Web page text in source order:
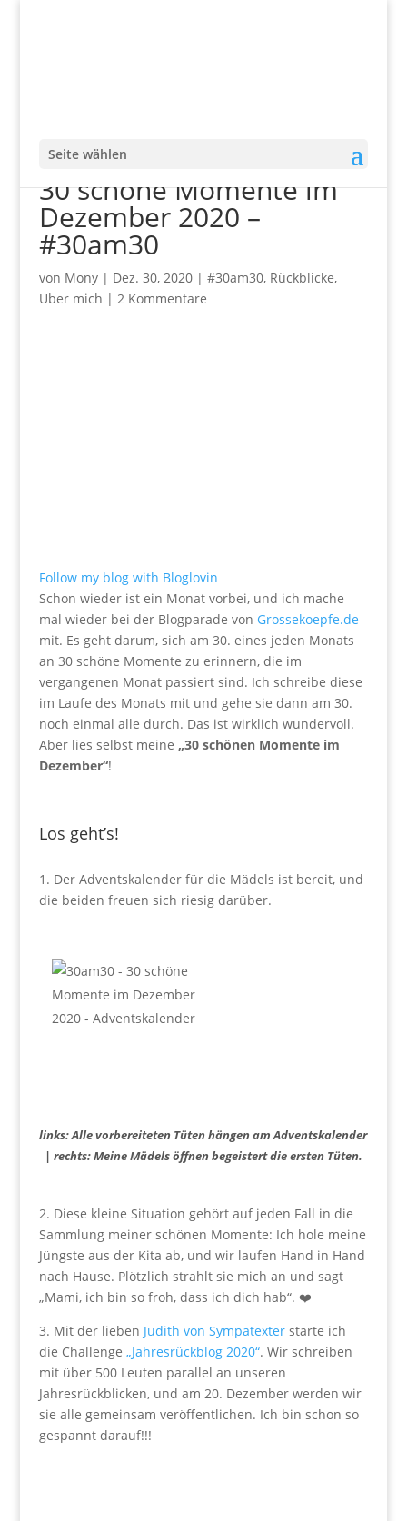
Seite wählen
30 schöne Momente im
Dezember 2020 –
#30am30
von Mony| Dez. 30, 2020| #30am30, Rückblicke,
Über mich | 2 Kommentare
Follow my blog with Bloglovin
Schon wieder ist ein Monat vorbei, und ich mache
mal wieder bei der Blogparade von Grossekoepfe.de
mit. Es geht darum, sich am 30. eines jeden Monats
an 30 schöne Momente zu erinnern, die im
vergangenen Monat passiert sind. Ich schreibe diese
im Laufe des Monats mit und gehe sie dann am 30.
noch einmal alle durch. Das ist wirklich wundervoll.
Aber lies selbst meine „30 schönen Momente im
Dezember“!
Los geht’s!
1. Der Adventskalender für die Mädels ist bereit, und
die beiden freuen sich riesig darüber.
links: Alle vorbereiteten Tüten hängen am Adventskalender
| rechts: Meine Mädels öffnen begeistert die ersten Tüten.
2. Diese kleine Situation gehört auf jeden Fall in die
Sammlung meiner schönen Momente: Ich hole meine
Jüngste aus der Kita ab, und wir laufen Hand in Hand
nach Hause. Plötzlich strahlt sie mich an und sagt
„Mami, ich bin so froh, dass ich dich hab“. ❤️
3. Mit der lieben Judith von Sympatexterstarte ich
die Challenge „Jahresrückblog 2020“. Wir schreiben
mit über 500 Leuten parallel an unseren
Jahresrückblicken, und am 20. Dezember werden wir
sie alle gemeinsam veröffentlichen. Ich bin schon so
gespannt darauf!!!